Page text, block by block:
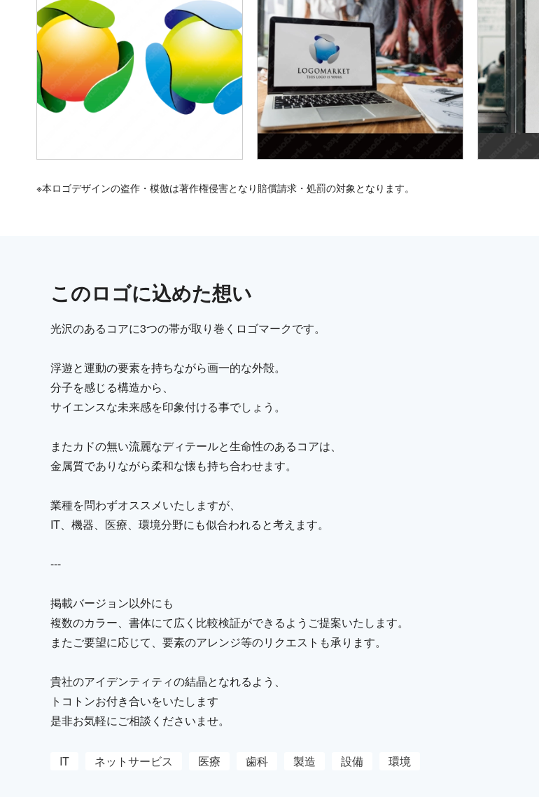
※本ロゴデザインの盗作・模倣は著作権侵害となり賠償請求・処罰の対象となります。
このロゴに込めた想い
光沢のあるコアに3つの帯が取り巻くロゴマークです。
浮遊と運動の要素を持ちながら画一的な外殻。
分子を感じる構造から、
サイエンスな未来感を印象付ける事でしょう。
またカドの無い流麗なディテールと生命性のあるコアは、
金属質でありながら柔和な懐も持ち合わせます。
業種を問わずオススメいたしますが、
IT、機器、医療、環境分野にも似合われると考えます。
---
掲載バージョン以外にも
複数のカラー、書体にて広く比較検証ができるようご提案いたします。
またご要望に応じて、要素のアレンジ等のリクエストも承ります。
貴社のアイデンティティの結晶となれるよう、
トコトンお付き合いをいたします
是非お気軽にご相談くださいませ。
IT ネットサービス 医療 歯科 製造 設備 環境